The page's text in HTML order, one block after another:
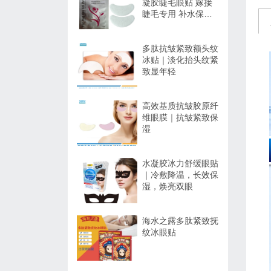
凝胶睫毛眼贴 嫁接
睫毛专用 补水保湿
多肽抗皱紧致额头纹
冰贴｜淡化抬头纹紧
致显年轻
高效基质抗皱胶原纤
维眼膜｜抗皱紧致保
湿
水凝胶冰力舒缓眼贴
｜冷敷降温，长效保
湿，焕亮双眼
海水之露多肽紧致抚
纹冰眼贴